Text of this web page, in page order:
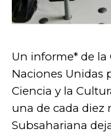
Un informe* de la
Naciones Unidas
Ciencia y la
una de cada diez
Subsahariana